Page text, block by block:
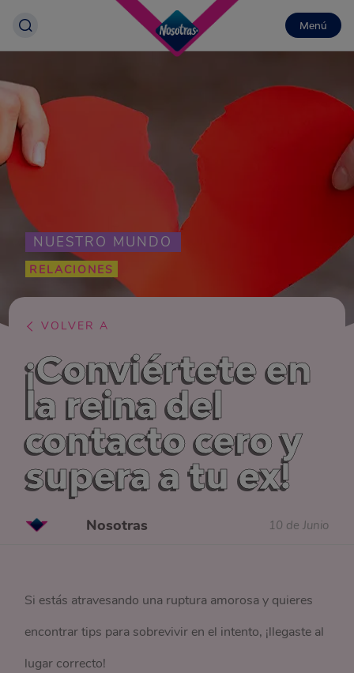
Menú
NUESTRO MUNDO
RELACIONES
VOLVER A
¡Conviértete en
la reina del
contacto cero y
supera a tu ex!
Nosotras 10 de Junio
Si estás atravesando una ruptura amorosa y quieres
encontrar tips para sobrevivir en el intento, ¡llegaste al
lugar correcto!